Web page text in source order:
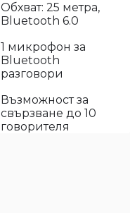
Обхват: 25 метра,
Bluetooth 6.0
1 микрофон за
Bluetooth
разговори
Възможност за
свързване до 10
говорителя